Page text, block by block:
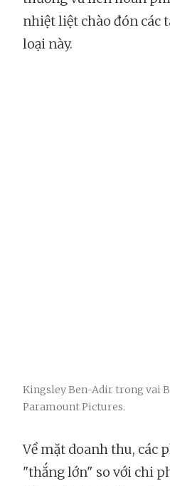
nhiệt liệt chào đón các
loại này.
Kingsley Ben-Adir trong vai
Paramount Pictures.
Về mặt doanh thu, các
"thắng lớn" so với chi